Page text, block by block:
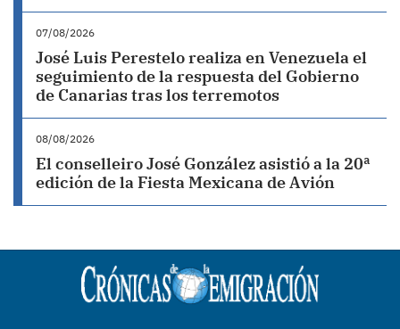
07/08/2026
José Luis Perestelo realiza en Venezuela el
seguimiento de la respuesta del Gobierno
de Canarias tras los terremotos
08/08/2026
El conselleiro José González asistió a la 20ª
edición de la Fiesta Mexicana de Avión